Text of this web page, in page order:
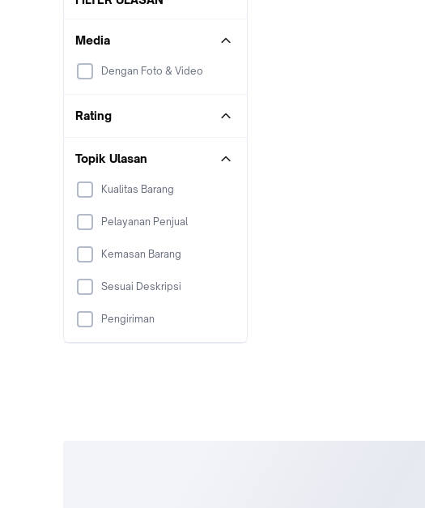
Media
Dengan Foto & Video
Rating
Topik Ulasan
Kualitas Barang
Pelayanan Penjual
Kemasan Barang
Sesuai Deskripsi
Pengiriman